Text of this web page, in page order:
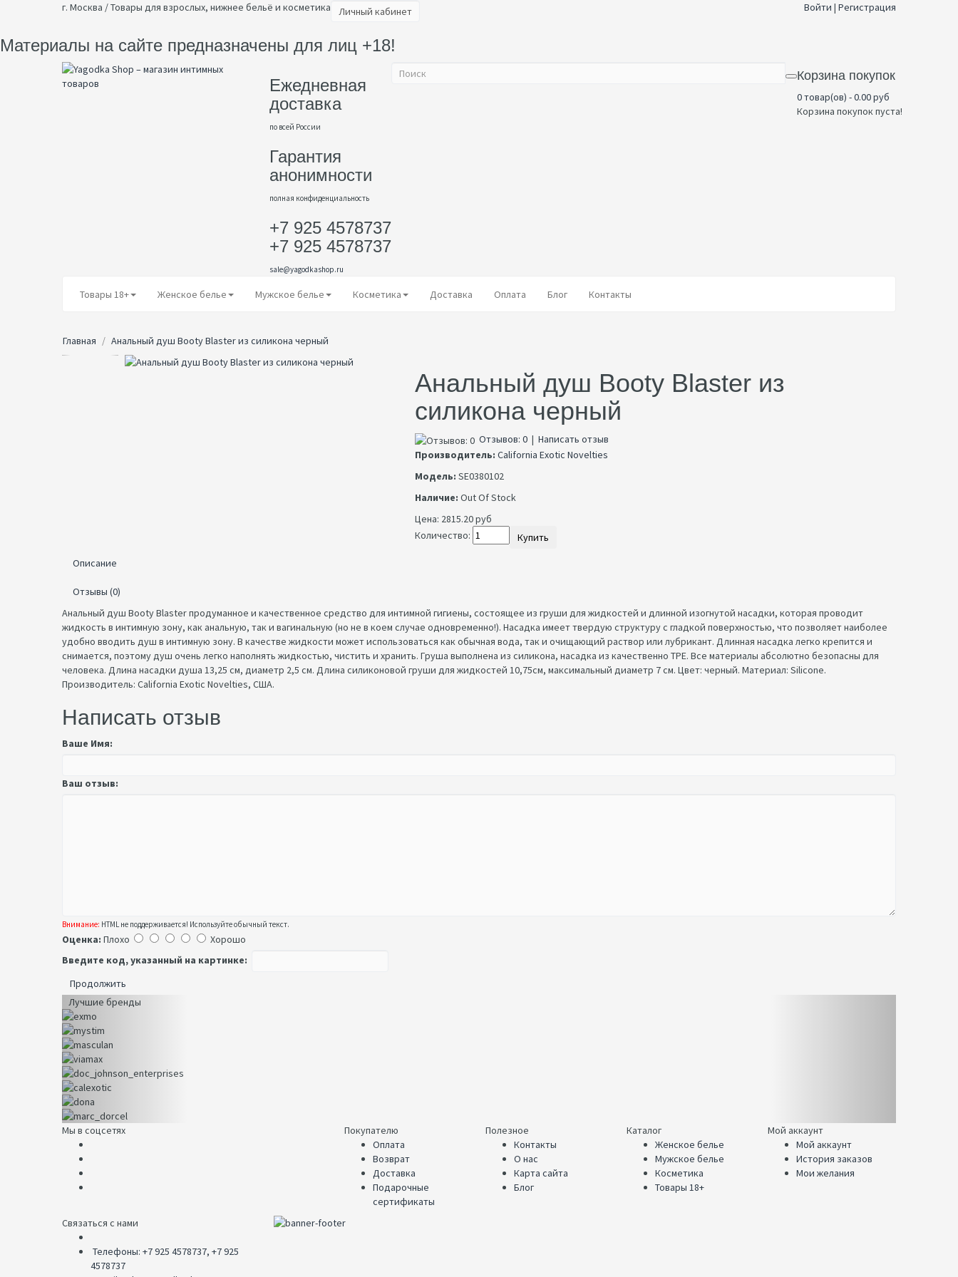
г. Москва / Товары для взрослых, нижнее бельё и косметика Личный кабинет Войти | Регистрация
Материалы на сайте предназначены для лиц +18!
Ежедневная
доставка
по всей России
Гарантия
анонимности
полная конфиденциальность
+7 925 4578737
+7 925 4578737
sale@yagodkashop.ru
Корзина покупок
0 товар(ов) - 0.00 руб
Корзина покупок пуста!
Товары 18+ Женское белье Мужское белье Косметика Доставка Оплата Блог Контакты
Главная Анальный душ Booty Blaster из силикона черный
Анальный душ Booty Blaster из
силикона черный
Отзывов: 0 | Написать отзыв
Производитель: California Exotic Novelties
Модель: SE0380102
Наличие: Out Of Stock
Цена: 2815.20 руб
Количество:
Купить
Описание
Отзывы (0)
Анальный душ Booty Blaster продуманное и качественное средство для интимной гигиены, состоящее из груши для жидкостей и длинной изогнутой насадки, которая проводит
жидкость в интимную зону, как анальную, так и вагинальную (но не в коем случае одновременно!). Насадка имеет твердую структуру с гладкой поверхностью, что позволяет наиболее
удобно вводить душ в интимную зону. В качестве жидкости может использоваться как обычная вода, так и очищающий раствор или лубрикант. Длинная насадка легко крепится и
снимается, поэтому душ очень легко наполнять жидкостью, чистить и хранить. Груша выполнена из силикона, насадка из качественно TPE. Все материалы абсолютно безопасны для
человека. Длина насадки душа 13,25 см, диаметр 2,5 см. Длина силиконовой груши для жидкостей 10,75см, максимальный диаметр 7 см. Цвет: черный. Материал: Silicone.
Производитель: California Exotic Novelties, США.
Написать отзыв
Ваше Имя:
Ваш отзыв:
Внимание: HTML не поддерживается! Используйте обычный текст.
Оценка: Плохо
Хорошо
Введите код, указанный на картинке:
Продолжить
Лучшие бренды
Мы в соцсетях
Покупателю
Оплата
Возврат
Доставка
Подарочные
сертификаты
Полезное
Контакты
О нас
Карта сайта
Блог
Каталог
Женское белье
Мужское белье
Косметика
Товары 18+
Мой аккаунт
Мой аккаунт
История заказов
Мои желания
Связаться с нами
Телефоны: +7 925 4578737, +7 925
4578737